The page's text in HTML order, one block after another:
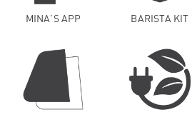
MINA'S APP BARISTA KIT